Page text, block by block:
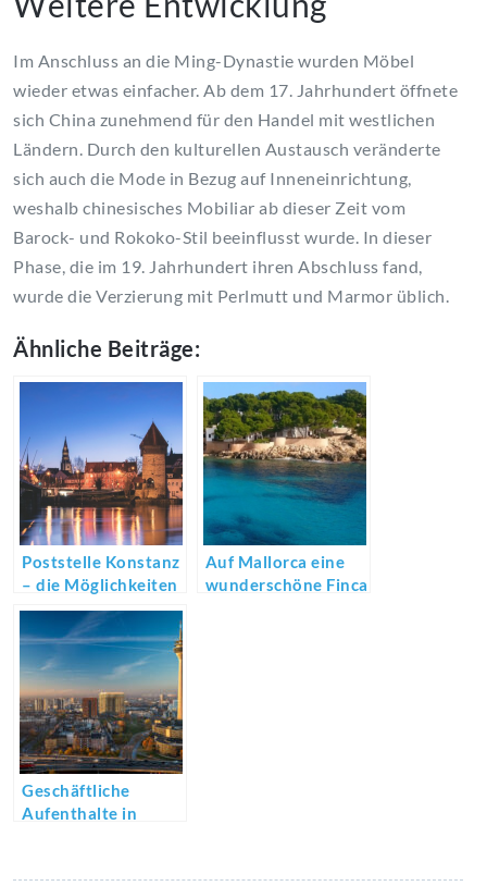
Im Anschluss an die Ming-Dynastie wurden Möbel
wieder etwas einfacher. Ab dem 17. Jahrhundert öffnete
sich China zunehmend für den Handel mit westlichen
Ländern. Durch den kulturellen Austausch veränderte
sich auch die Mode in Bezug auf Inneneinrichtung,
weshalb chinesisches Mobiliar ab dieser Zeit vom
Barock- und Rokoko-Stil beeinflusst wurde. In dieser
Phase, die im 19. Jahrhundert ihren Abschluss fand,
wurde die Verzierung mit Perlmutt und Marmor üblich.
Ähnliche Beiträge:
Poststelle Konstanz
– die Möglichkeiten
sind facettenreich
Auf Mallorca eine
wunderschöne Finca
Geschäftliche
Aufenthalte in